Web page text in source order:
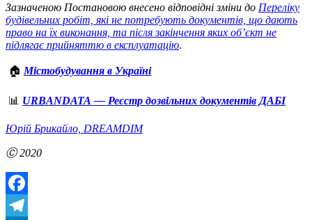
Зазначеною Постановою внесено відповідні зміни до Переліку
будівельних робіт, які не потребують документів, що дають
право на їх виконання, та після закінчення яких об’єкт не
підлягає прийняттю в експлуатацію.
🏠 Містобудування в Україні
📊 URBANDATA — Реєстр дозвільних документів ДАБІ
Юрій Брикайло, DREAMDIM
Ⓒ 2020
Facebook